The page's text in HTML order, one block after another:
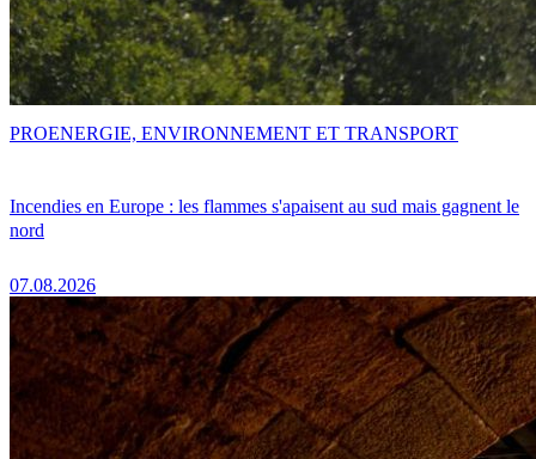
Incendies en Europe : les flammes s'apaisent au sud mais gagnent le
nord
07.08.2026
PROENERGIE, ENVIRONNEMENT ET TRANSPORT